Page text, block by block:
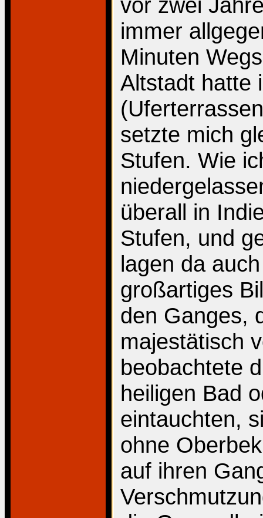
vor zwei
immer
Minuten
Altstadt hatte
setzte mich
Stufen. Wie
überall in
Stufen, und
lagen da
großartiges
den Ganges,
majestätisch
beobachtete
heiligen Bad
eintauchten,
ohne
auf ihren